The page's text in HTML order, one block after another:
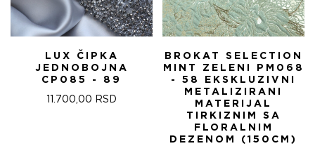
LUX ČIPKA
JEDNOBOJNA
CP085 - 89
11.700,00 RSD
BROKAT SELECTION
MINT ZELENI PM068
- 58 EKSKLUZIVNI
METALIZIRANI
MATERIJAL
TIRKIZNIM SA
FLORALNIM
DEZENOM (150CM)